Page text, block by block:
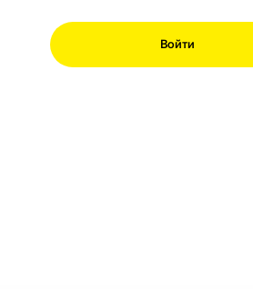
Войти